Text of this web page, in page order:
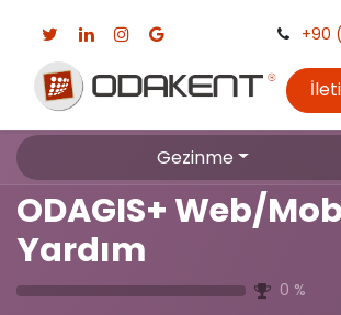
+90
Gezinme
ODAGIS+ Web/
Yardım
0 %